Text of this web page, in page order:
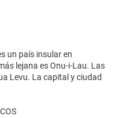
un país insular en
lejana es Onu-i-Lau. Las
Levu. La capital y ciudad